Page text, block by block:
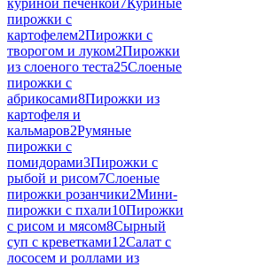
куриной печенкой7Куриные
пирожки с
картофелем2Пирожки с
творогом и луком2Пирожки
из слоеного теста25Слоеные
пирожки с
абрикосами8Пирожки из
картофеля и
кальмаров2Румяные
пирожки с
помидорами3Пирожки с
рыбой и рисом7Слоеные
пирожки розанчики2Мини-
пирожки с пхали10Пирожки
с рисом и мясом8Сырный
суп с креветками12Салат с
лососем и роллами из